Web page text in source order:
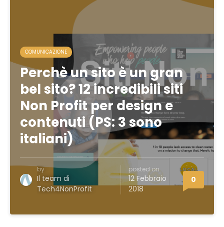
COMUNICAZIONE
Perchè un sito è un gran
bel sito? 12 incredibili siti
Non Profit per design e
contenuti (PS: 3 sono
italiani)
by
Il team di
Tech4NonProfit
posted on
12 Febbraio
2018
0